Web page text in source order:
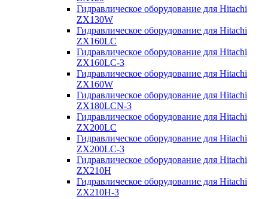
Гидравлическое оборудование для Hitachi
ZX130W
Гидравлическое оборудование для Hitachi
ZX160LC
Гидравлическое оборудование для Hitachi
ZX160LC-3
Гидравлическое оборудование для Hitachi
ZX160W
Гидравлическое оборудование для Hitachi
ZX180LCN-3
Гидравлическое оборудование для Hitachi
ZX200LC
Гидравлическое оборудование для Hitachi
ZX200LC-3
Гидравлическое оборудование для Hitachi
ZX210H
Гидравлическое оборудование для Hitachi
ZX210H-3